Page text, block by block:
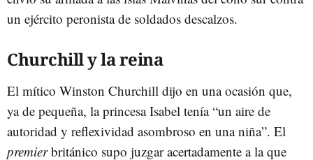
un ejército peronista de soldados descalzos.
Churchill y la reina
El mítico Winston Churchill dijo en una ocasión que,
ya de pequeña, la princesa Isabel tenía “un aire de
autoridad y reflexividad asombroso en una niña”. El
premierbritánico supo juzgar acertadamente a la que